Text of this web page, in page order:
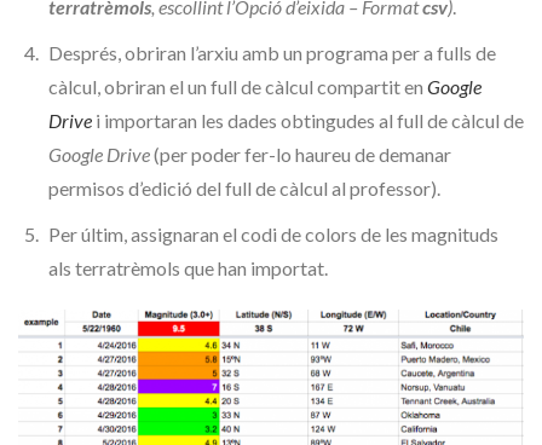
terratrèmols, escollint l’Opció d’eixida – Formatcsv).
Després, obriran l’arxiu amb un programa per a fulls de
càlcul, obriran el un full de càlcul compartit en Google
Drive i importaran les dades obtingudes al full de càlcul de
Google Drive(per poder fer-lo haureu de demanar
permisos d’edició del full de càlcul al professor).
Per últim, assignaran el codi de colors de les magnituds
als terratrèmols que han importat.